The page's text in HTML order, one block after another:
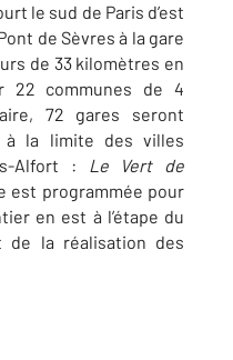
le sud de Paris d’est
de Sèvres à la gare
de 33 kilomètres en
22 communes de 4
72 gares seront
à la limite des villes
Alfort : Le Vert de
est programmée pour
en est à l’étape du
de la réalisation des